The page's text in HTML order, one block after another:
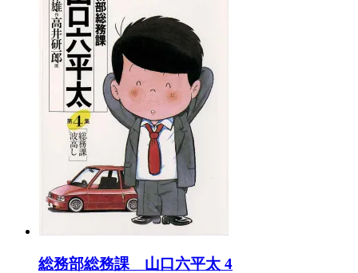
総務部総務課 山口六平太 4